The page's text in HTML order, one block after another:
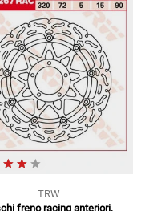
TRW
freno racing anteriori,